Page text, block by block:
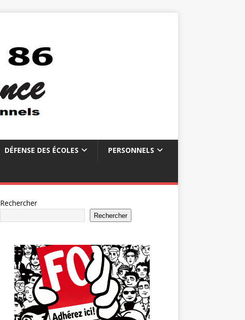
DÉFENSE DES ÉCOLES PERSONNELS
Rechercher
Rechercher